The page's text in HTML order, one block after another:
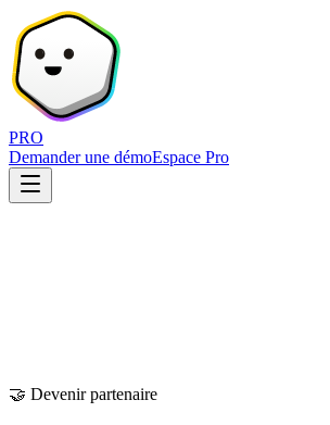
PRO
Demander une démoEspace Pro
🤝 Devenir partenaire